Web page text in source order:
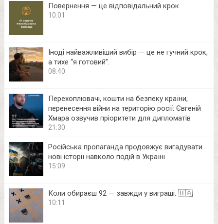
Повернення — це відповідальний крок
10:01
Іноді найважливіший вибір — це не гучний крок,
а тихе “я готовий”.
08:40
Перехоплювачі, кошти на безпеку країни,
перенесення війни на територію росії: Євгеній
Хмара озвучив пріоритети для дипломатів
21:30
Російська пропаганда продовжує вигадувати
нові історії навколо подій в Україні
15:09
Коли обираєш 92 — завжди у виграші. 🇺🇦
10:11